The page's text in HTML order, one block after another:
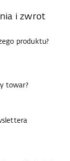
i zwrot
produktu?
towar?